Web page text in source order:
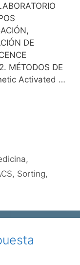
DE
MÉTODOS DE
Activated …
,
, Sorting,